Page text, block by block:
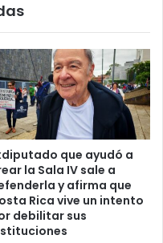
que ayudó a
la Sala IV sale a
y afirma que
Rica vive un intento
debilitar sus